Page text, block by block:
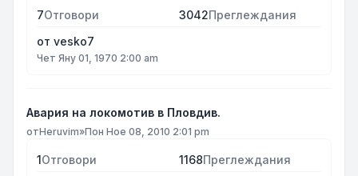
7Отговори 3042Преглеждания
от vesko7
Чет Яну 01, 1970 2:00 am
Авария на локомотив в Пловдив.
отHeruvim»Пон Ное 08, 2010 2:01 pm
1Отговори 1168Преглеждания